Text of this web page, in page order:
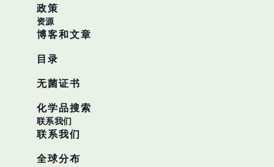
政策
资源
博客和文章
目录
无菌证书
化学品搜索
联系我们
联系我们
全球分布